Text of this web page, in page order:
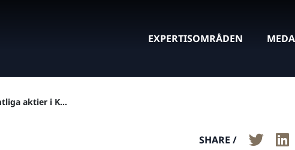
EXPERTISOMRÅDEN
aktier i K...
SHARE /